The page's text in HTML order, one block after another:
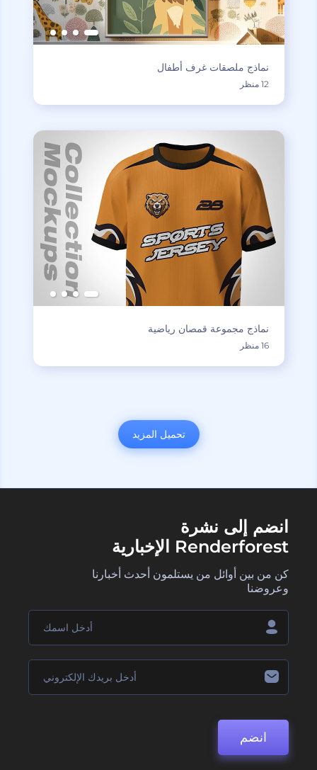
نماذج ملصقات غرف أطفال
12 منظر
نماذج مجموعة قمصان رياضية
16 منظر
تحميل المزيد
انضم إلى نشرة
Renderforest الإخبارية
كن من بين أوائل من يستلمون أحدث أخبارنا
وعروضنا
انضم